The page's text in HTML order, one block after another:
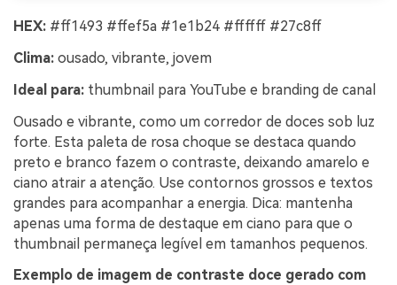
HEX: #ff1493 #ffef5a #1e1b24 #ffffff #27c8ff
Clima: ousado, vibrante, jovem
Ideal para: thumbnail para YouTube e branding de canal
Ousado e vibrante, como um corredor de doces sob luz
forte. Esta paleta de rosa choque se destaca quando
preto e branco fazem o contraste, deixando amarelo e
ciano atrair a atenção. Use contornos grossos e textos
grandes para acompanhar a energia. Dica: mantenha
apenas uma forma de destaque em ciano para que o
thumbnail permaneça legível em tamanhos pequenos.
Exemplo de imagem de contraste doce gerado com